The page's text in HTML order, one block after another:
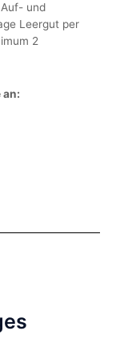
und
Leergut per
2
an: